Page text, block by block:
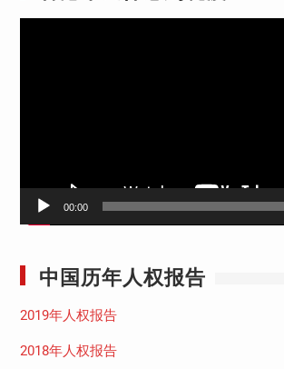
00:00
中国历年人权报告
2019年人权报告
2018年人权报告